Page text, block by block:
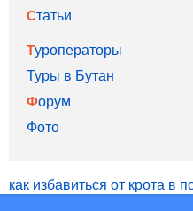
Статьи
Туроператоры
Туры в Бутан
Форум
Фото
как избавиться от крота в